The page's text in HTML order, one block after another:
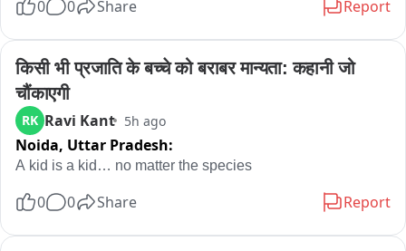
- पार्टी हमारा बाप नहीं, हमारा बाप मराठा समाज है
मराठों के हाथ में तलवारें हैं
- गाड़ी भी नहीं बैठेगी
- इतना सख्त कदम उठाने की जरूरत बावनकुले को नहीं थी
- फिर भी उदय सामंत ने कहा है कि हमारी चूक सुधारेंगे
जैसे मराठा-आपके रिश्ते रहेंगे
0
0 Share Report
किसी भी प्रजाति के बच्चे को बराबर मान्यता: कहानी जो
चौंकाएगी
RK Ravi Kant 5h ago
Noida, Uttar Pradesh:
A kid is a kid… no matter the species
0 0 Share Report